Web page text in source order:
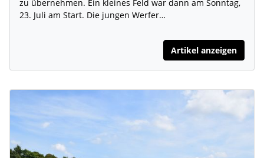
zu übernehmen. Ein kleines Feld war dann am Sonntag,
23. Juli am Start. Die jungen Werfer…
Artikel anzeigen